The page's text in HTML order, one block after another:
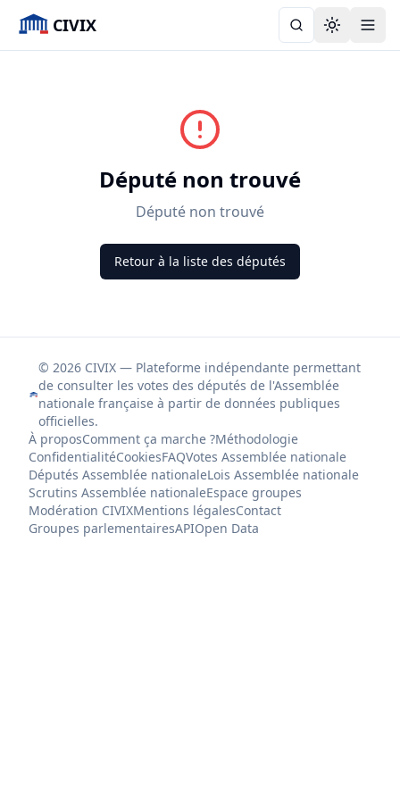
CIVIX Toggle
Député non trouvé
Député non trouvé
Retour à la liste des députés
© 2026 CIVIX — Plateforme indépendante permettant
de consulter les votes des députés de l'Assemblée
nationale française à partir de données publiques
officielles.
À proposComment ça marche ?Méthodologie
ConfidentialitéCookiesFAQVotes Assemblée nationale
Députés Assemblée nationaleLois Assemblée nationale
Scrutins Assemblée nationaleEspace groupes
Modération CIVIXMentions légalesContact
Groupes parlementairesAPIOpen Data